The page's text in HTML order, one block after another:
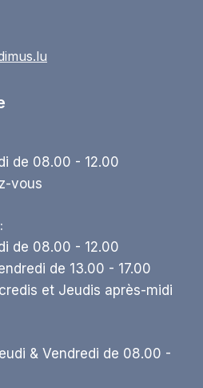
de 08.00 - 12.00
vous
de 08.00 - 12.00
de 13.00 - 17.00
et Jeudis après-midi
& Vendredi de 08.00 -